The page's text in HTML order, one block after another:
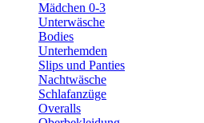
Mädchen 0-3
Unterwäsche
Bodies
Unterhemden
Slips und Panties
Nachtwäsche
Schlafanzüge
Overalls